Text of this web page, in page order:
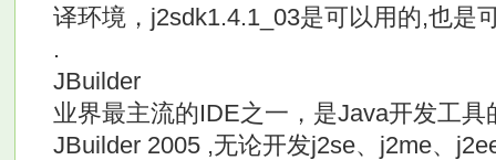
译环境，j2sdk1.4.1_03是可以用的,也是
.
JBuilder
业界最主流的IDE之一，是Java开发工
JBuilder 2005 ,无论开发j2se、j2me、